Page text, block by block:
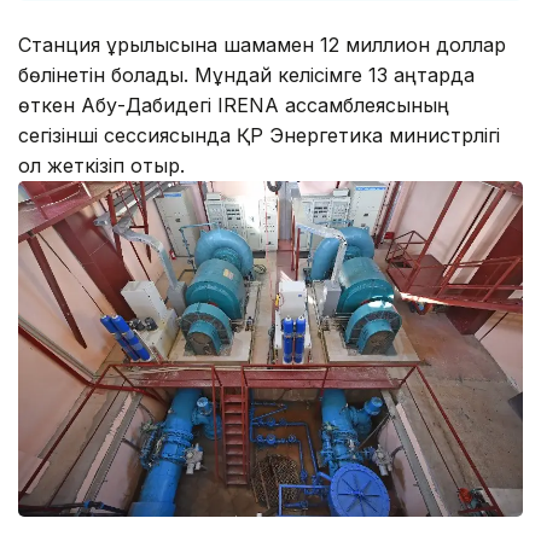
Станция құрылысына шамамен 12 миллион доллар
бөлінетін болады. Мұндай келісімге 13 қаңтарда
өткен Абу-Дабидегі IRENA ассамблеясының
сегізінші сессиясында ҚР Энергетика министрлігі
қол жеткізіп отыр.